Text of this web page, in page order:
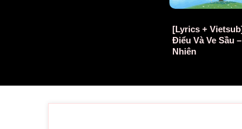
[Lyrics +
Điểu Và Ve Sầu
Nhiên